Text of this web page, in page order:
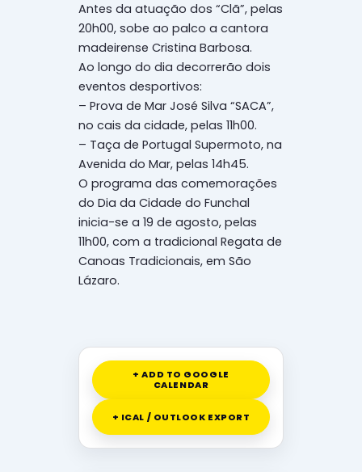
Antes da atuação dos “Clã”, pelas
20h00, sobe ao palco a cantora
madeirense Cristina Barbosa.
Ao longo do dia decorrerão dois
eventos desportivos:
– Prova de Mar José Silva “SACA”,
no cais da cidade, pelas 11h00.
– Taça de Portugal Supermoto, na
Avenida do Mar, pelas 14h45.
O programa das comemorações
do Dia da Cidade do Funchal
inicia-se a 19 de agosto, pelas
11h00, com a tradicional Regata de
Canoas Tradicionais, em São
Lázaro.
+ ADD TO GOOGLE
CALENDAR
+ ICAL / OUTLOOK EXPORT